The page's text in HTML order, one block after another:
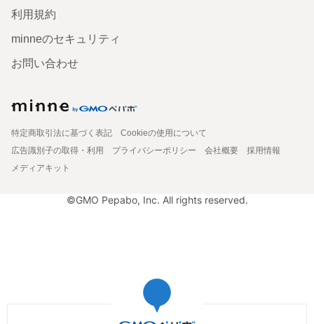
利用規約
minneのセキュリティ
お問い合わせ
特定商取引法に基づく表記
Cookieの使用について
広告識別子の取得・利用
プライバシーポリシー 会社概要
採用情報
メディアキット
©GMO Pepabo, Inc. All rights reserved.